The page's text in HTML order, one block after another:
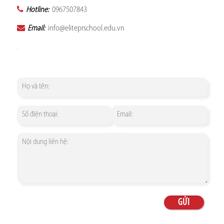
Hotline: 0967507843
Email: info@eliteprschool.edu.vn